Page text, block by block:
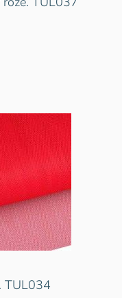
TUL034